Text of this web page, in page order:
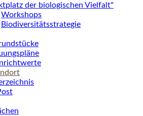
der biologischen Vielfalt"
Workshops
Biodiversitätsstrategie